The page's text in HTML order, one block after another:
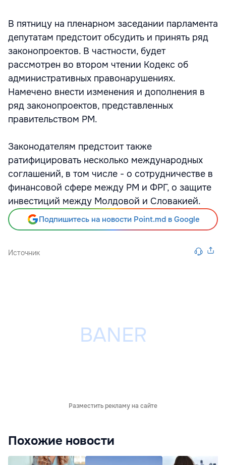
В пятницу на пленарном заседании парламента
депутатам предстоит обсудить и принять ряд
законопроектов. В частности, будет
рассмотрен во втором чтении Кодекс об
административных правонарушениях.
Намечено внести изменения и дополнения в
ряд законопроектов, представленных
правительством РМ.
Законодателям предстоит также
ратифицировать несколько международных
соглашений, в том числе - о сотрудничестве в
финансовой сфере между РМ и ФРГ, о защите
инвестиций между Молдовой и Словакией.
Подпишитесь на новости Point.md в Google
Источник
Разместить рекламу на сайте
Похожие новости